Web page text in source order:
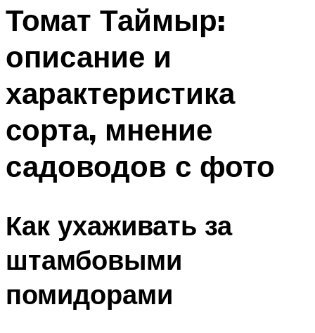
Томат Таймыр:
описание и
характеристика
сорта, мнение
садоводов с фото
Как ухаживать за
штамбовыми
помидорами